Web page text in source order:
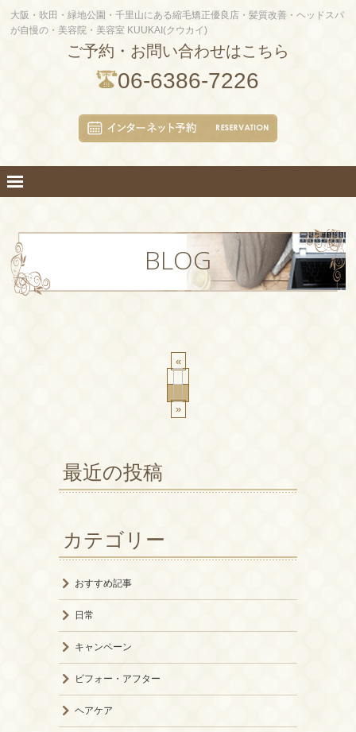
大阪・吹田・緑地公園・千里山にある縮毛矯正優良店・髪質改善・ヘッドスパ
が自慢の・美容院・美容室 KUUKAI(クウカイ)
ご予約・お問い合わせはこちら
06-6386-7226
BLOG
«
»
最近の投稿
カテゴリー
おすすめ記事
日常
キャンペーン
ビフォー・アフター
ヘアケア